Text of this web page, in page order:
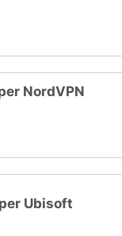
NordVPN
Ubisoft